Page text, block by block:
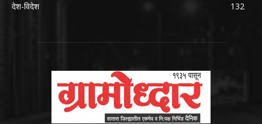
देश-विदेश
132